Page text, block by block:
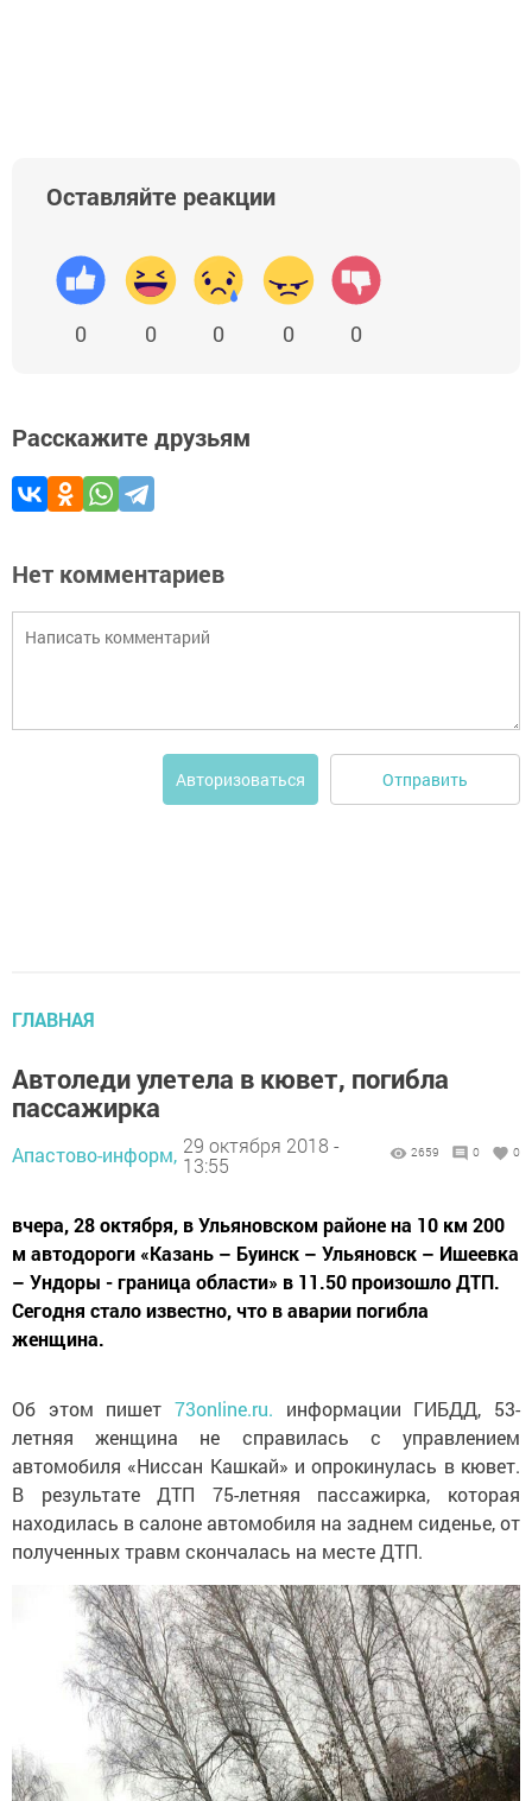
Оставляйте реакции
0 0 0 0 0
Расскажите друзьям
Нет комментариев
Авторизоваться Отправить
ГЛАВНАЯ
Автоледи улетела в кювет, погибла
пассажирка
Апастово-информ, 29 октября 2018 -
13:55
2659 0 0
вчера, 28 октября, в Ульяновском районе на 10 км 200
м автодороги «Казань – Буинск – Ульяновск – Ишеевка
– Ундоры - граница области» в 11.50 произошло ДТП.
Сегодня стало известно, что в аварии погибла
женщина.
Об этом пишет 73online.ru. информации ГИБДД, 53-
летняя женщина не справилась с управлением
автомобиля «Ниссан Кашкай» и опрокинулась в кювет.
В результате ДТП 75-летняя пассажирка, которая
находилась в салоне автомобиля на заднем сиденье, от
полученных травм скончалась на месте ДТП.